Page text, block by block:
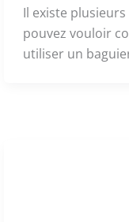
Il existe
pouvez vouloir
utiliser un